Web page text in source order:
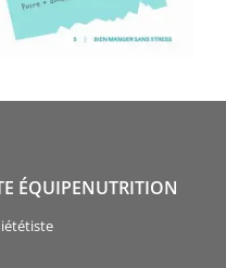
ÉQUIPENUTRITION